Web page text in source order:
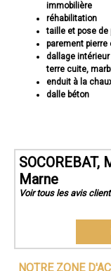
immobilière
réhabilitation
taille et pose de
parement pierre
dallage intérieur
terre cuite,
enduit à la
dalle béton
Marne
Voir tous les avis
NOTRE ZONE